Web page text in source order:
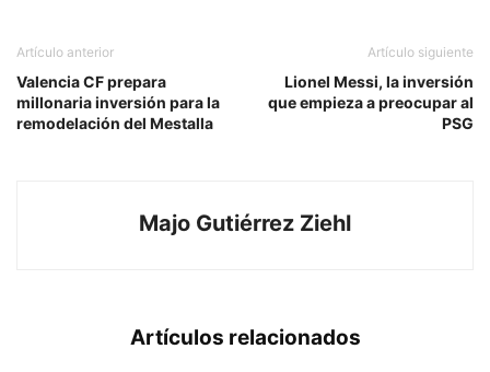
Artículo anterior
Valencia CF prepara
millonaria inversión para la
remodelación del Mestalla
Artículo siguiente
Lionel Messi, la inversión
que empieza a preocupar al
PSG
Majo Gutiérrez Ziehl
Artículos relacionados